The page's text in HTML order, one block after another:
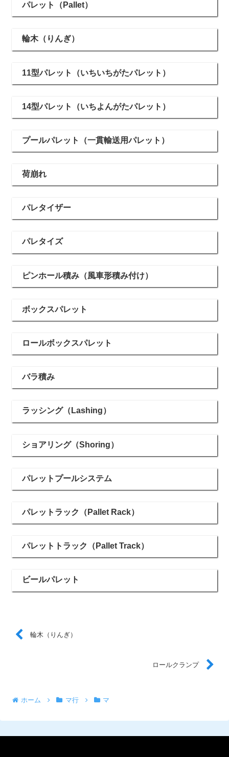
パレット（Pallet）
輪木（りんぎ）
11型パレット（いちいちがたパレット）
14型パレット（いちよんがたパレット）
プールパレット（一貫輸送用パレット）
荷崩れ
パレタイザー
パレタイズ
ピンホール積み（風車形積み付け）
ボックスパレット
ロールボックスパレット
バラ積み
ラッシング（Lashing）
ショアリング（Shoring）
パレットプールシステム
パレットラック（Pallet Rack）
パレットトラック（Pallet Track）
ビールパレット
輪木（りんぎ）
ロールクランプ
ホーム マ行 マ